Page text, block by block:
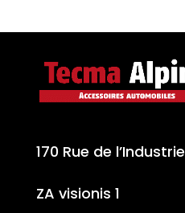
170 Rue de l’Industrie
ZA visionis 1